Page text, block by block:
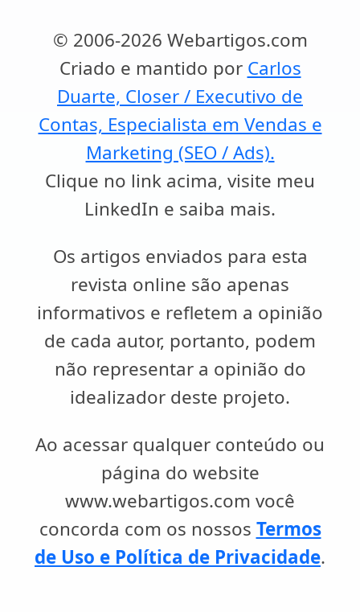
© 2006-2026 Webartigos.com
Criado e mantido por Carlos
Duarte, Closer / Executivo de
Contas, Especialista em Vendas e
Marketing (SEO / Ads).
Clique no link acima, visite meu
LinkedIn e saiba mais.
Os artigos enviados para esta
revista online são apenas
informativos e refletem a opinião
de cada autor, portanto, podem
não representar a opinião do
idealizador deste projeto.
Ao acessar qualquer conteúdo ou
página do website
www.webartigos.com você
concorda com os nossos Termos
de Uso e Política de Privacidade.